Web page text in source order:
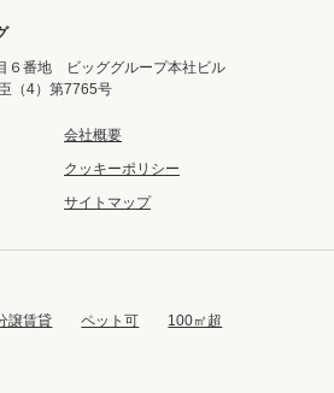
６番地 ビッググループ本社ビル
（4）第7765号
会社概要
クッキーポリシー
サイトマップ
譲賃貸 ペット可 100㎡超